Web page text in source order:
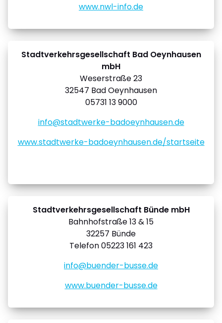
www.nwl-info.de
Stadtverkehrsgesellschaft Bad Oeynhausen
mbH
Weserstraße 23
32547 Bad Oeynhausen
05731 13 9000
info@stadtwerke-badoeynhausen.de
www.stadtwerke-badoeynhausen.de/startseite
Stadtverkehrsgesellschaft Bünde mbH
Bahnhofstraße 13 & 15
32257 Bünde
Telefon 05223 161 423
info@buender-busse.de
www.buender-busse.de